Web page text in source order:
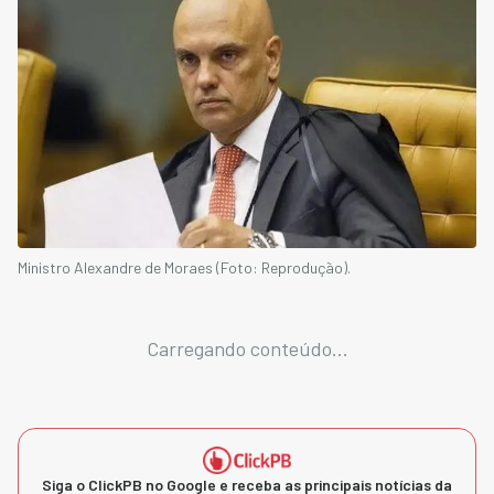
Ministro Alexandre de Moraes (Foto: Reprodução).
Carregando conteúdo...
Siga o ClickPB no Google e receba as principais notícias da